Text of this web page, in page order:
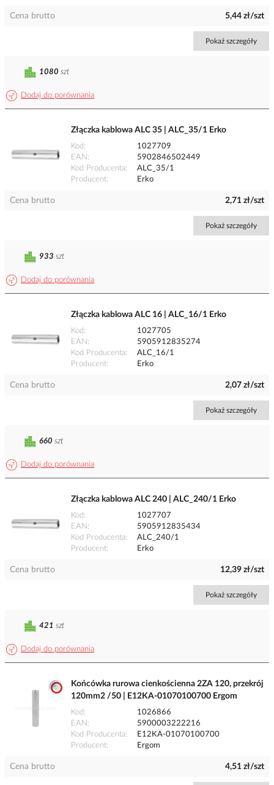
Cena brutto 5,44 zł/szt
Pokaż szczegóły
Dodaj do porównania
1080 szt
Złączka kablowa ALC 35 | ALC_35/1 Erko
Kod
1027709
EAN
5902846502449
Kod Producenta
ALC_35/1
Producent
Erko
Cena brutto 2,71 zł/szt
Pokaż szczegóły
Dodaj do porównania
933 szt
Złączka kablowa ALC 16 | ALC_16/1 Erko
Kod
1027705
EAN
5905912835274
Kod Producenta
ALC_16/1
Producent
Erko
Cena brutto 2,07 zł/szt
Pokaż szczegóły
Dodaj do porównania
660 szt
Złączka kablowa ALC 240 | ALC_240/1 Erko
Kod
1027707
EAN
5905912835434
Kod Producenta
ALC_240/1
Producent
Erko
Cena brutto 12,39 zł/szt
Pokaż szczegóły
Dodaj do porównania
421 szt
Końcówka rurowa cienkościenna 2ZA 120, przekrój
120mm2 /50 | E12KA-01070100700 Ergom
Kod
1026866
EAN
5900003222216
Kod Producenta
E12KA-01070100700
Producent
Ergom
Cena brutto 4,51 zł/szt